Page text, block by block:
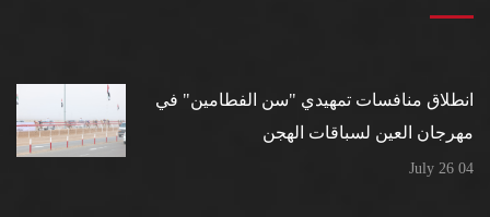
انطلاق منافسات تمهيدي "سن الفطامين" في
مهرجان العين لسباقات الهجن
04 July 26